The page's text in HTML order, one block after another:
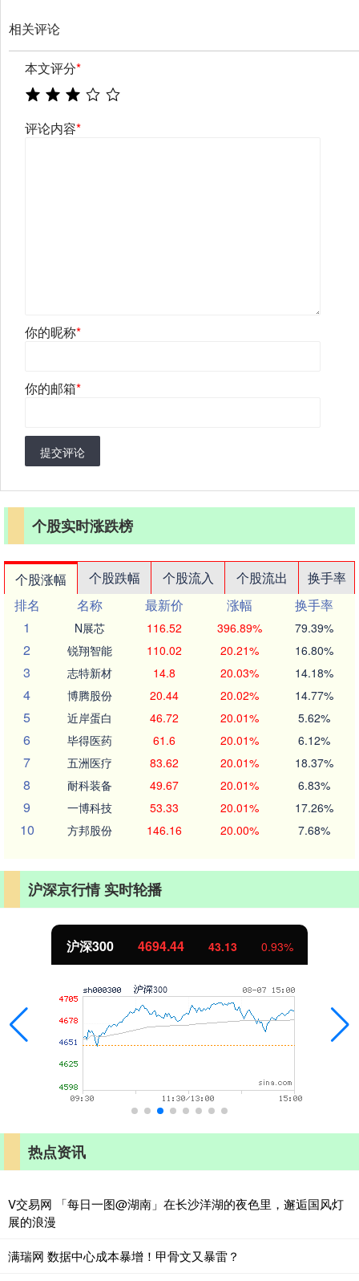
相关评论
本文评分*
评论内容*
你的昵称*
你的邮箱*
提交评论
个股实时涨跌榜
个股涨幅 个股跌幅 个股流入 个股流出
换手率
排名
名称 最新价 涨幅
换手率
1
N展芯 116.52 396.89% 79.39%
2 锐翔智能 110.02 20.21% 16.80%
3 志特新材 14.8 20.03% 14.18%
4 博腾股份 20.44 20.02% 14.77%
5 近岸蛋白 46.72 20.01% 5.62%
6 毕得医药 61.6 20.01% 6.12%
7 五洲医疗 83.62 20.01% 18.37%
8 耐科装备 49.67 20.01% 6.83%
9 一博科技 53.33 20.01% 17.26%
10 方邦股份 146.16 20.00% 7.68%
沪深京行情 实时轮播
沪深300 4694.44 43.13 0.93%
热点资讯
V交易网 「每日一图@湖南」在长沙洋湖的夜色里，邂逅国风灯
展的浪漫
满瑞网 数据中心成本暴增！甲骨文又暴雷？